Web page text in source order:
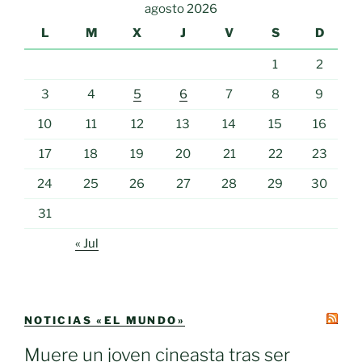
agosto 2026
L
M X J V S D
1 2
3 4 5 6 7 8 9
10 11 12 13 14 15 16
17 18 19 20 21 22 23
24 25 26 27 28 29 30
31
« Jul
NOTICIAS «EL MUNDO»
Muere un joven cineasta tras ser